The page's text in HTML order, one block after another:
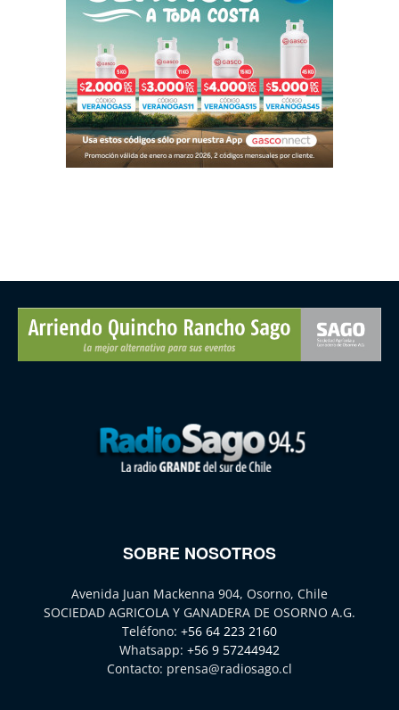
SOBRE NOSOTROS
Avenida Juan Mackenna 904, Osorno, Chile
SOCIEDAD AGRICOLA Y GANADERA DE OSORNO A.G.
Teléfono: +56 64 223 2160
Whatsapp: +56 9 57244942
Contacto: prensa@radiosago.cl